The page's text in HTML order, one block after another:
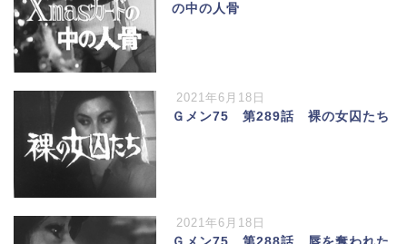
の中の人骨
2021年6月18日
Ｇメン75 第289話 裸の女囚たち
2021年6月18日